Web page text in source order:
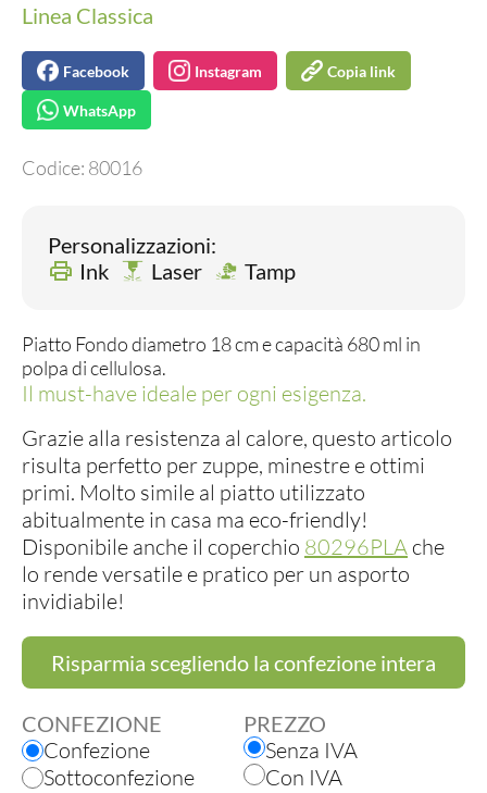
Linea Classica
Facebook Instagram Copia link
WhatsApp
Codice: 80016
Personalizzazioni:
Ink
Laser Tamp
Piatto Fondo diametro 18 cm e capacità 680 ml in
polpa di cellulosa.
Il must-have ideale per ogni esigenza.
Grazie alla resistenza al calore, questo articolo
risulta perfetto per zuppe, minestre e ottimi
primi. Molto simile al piatto utilizzato
abitualmente in casa ma eco-friendly!
Disponibile anche il coperchio 80296PLA che
lo rende versatile e pratico per un asporto
invidiabile!
Risparmia scegliendo la confezione intera
CONFEZIONE PREZZO
Confezione
Sottoconfezione
Senza IVA
Con IVA